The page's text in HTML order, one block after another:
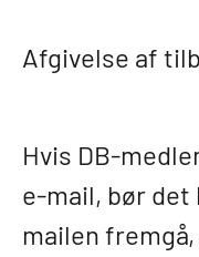
Afgivelse af
Hvis DB-
e-mail, bør
mailen